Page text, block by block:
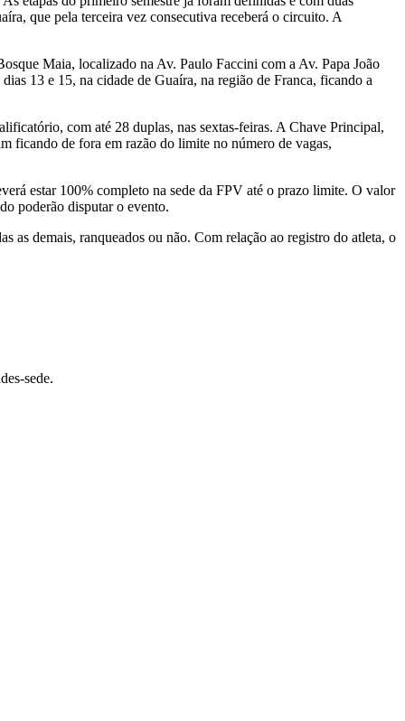
que pela terceira vez consecutiva receberá o circuito. A
Maia, localizado na Av. Paulo Faccini com a Av. Papa João
13 e 15, na cidade de Guaíra, na região de Franca, ficando a
com até 28 duplas, nas sextas-feiras. A Chave Principal,
ficando de fora em razão do limite no número de vagas,
estar 100% completo na sede da FPV até o prazo limite. O valor
poderão disputar o evento.
as demais, ranqueados ou não. Com relação ao registro do atleta, o
sede.